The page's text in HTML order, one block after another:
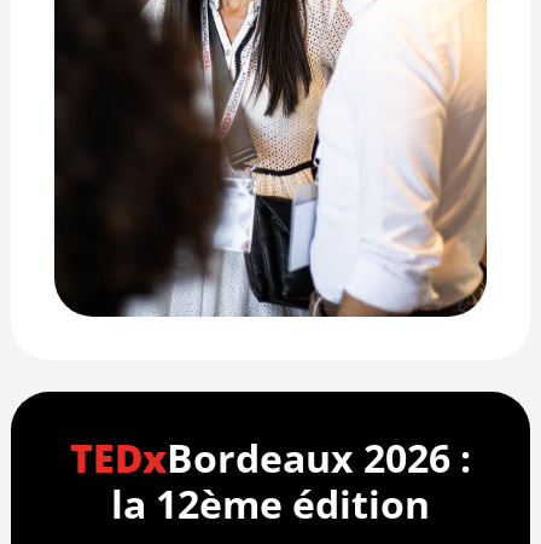
TEDxBordeaux 2026 :
la 12ème édition